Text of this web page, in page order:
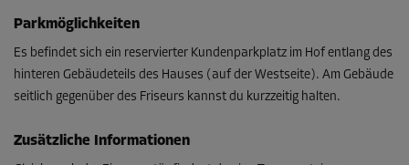
Fläche: 2,1 m²
Volumen: 4,6 m³
70,00 EUR/Mon
Parkmöglichkeiten
Es befindet sich ein reservierter Kundenparkplatz im Hof entlang des
hinteren Gebäudeteils des Hauses (auf der Westseite). Am Gebäude
seitlich gegenüber des Friseurs kannst du kurzzeitig halten.
Zusätzliche Informationen